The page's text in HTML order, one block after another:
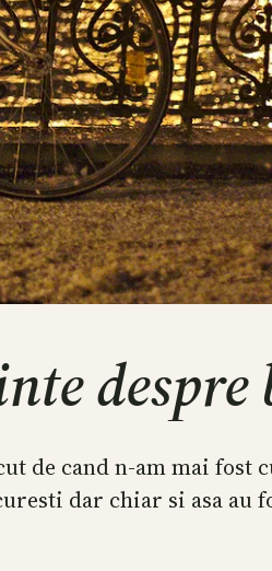
despre
de cand n-am mai fost
dar chiar si asa au